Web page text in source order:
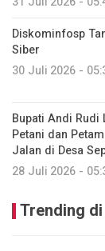
Diskominfosp
Siber
30 Juli 2026 -
Bupati Andi
Petani dan
Jalan di Desa
28 Juli 2026 -
Trending